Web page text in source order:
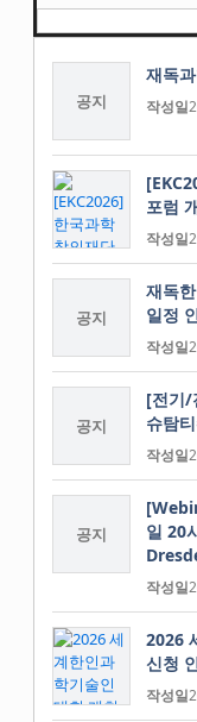
공지
재독
작성일
포럼
작성일
공지
재독
일정
작성일
공지
[전기/
슈탐
작성일
공지
일 20
작성일
2026
신청
작성일